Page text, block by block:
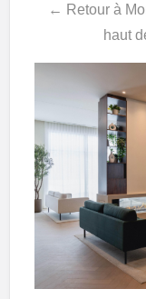
← Retour à
haut